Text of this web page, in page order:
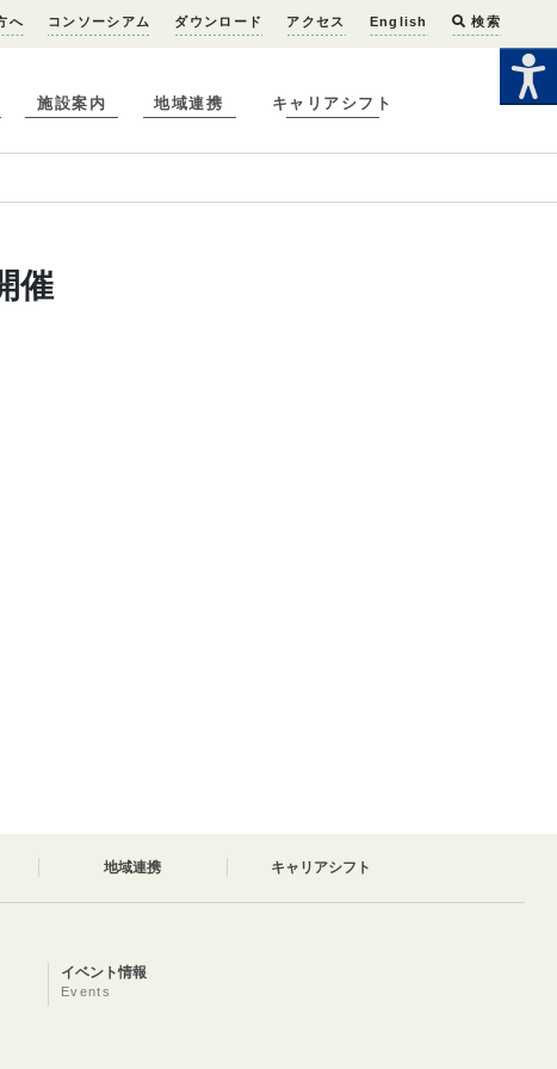
へ コンソーシアム ダウンロード アクセス English 検索
施設案内 地域連携 キャリアシフト
催
地域連携 キャリアシフト
イベント情報
Events